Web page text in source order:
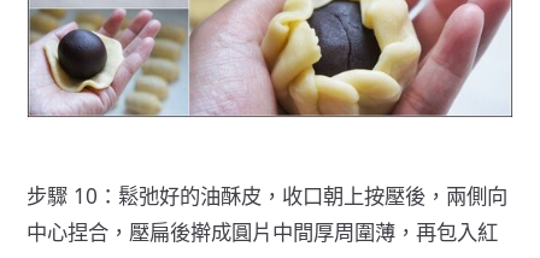
步驟 10：鬆弛好的油酥皮，收口朝上按壓後，兩側向
中心捏合，壓扁後擀成圓片中間厚周圍薄，再包入紅